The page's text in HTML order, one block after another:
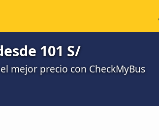
101 S/
mejor precio con CheckMyBus